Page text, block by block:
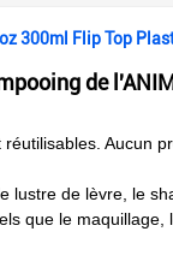
300ml Flip Top
de
Aucun
lustre de lèvre, le
que le